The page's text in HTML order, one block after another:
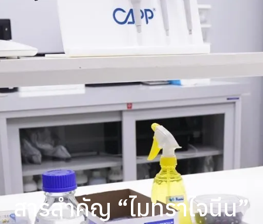
สารสำคัญ “ไมทราไจนีน”